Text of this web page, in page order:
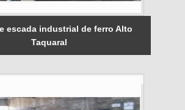
escada industrial de ferro Alto
Taquaral